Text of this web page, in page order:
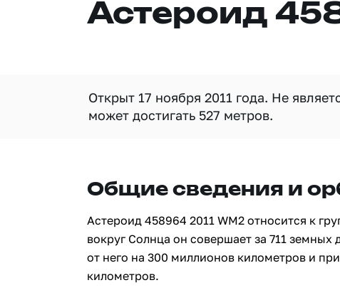
Астероид
Открыт 17 ноября 2011 года. Не
может достигать 527 метров.
Общие сведения и
Астероид 458964 2011 WM2 относится к
вокруг Солнца он совершает за 711 земных
от него на 300 миллионов километров и
километров.